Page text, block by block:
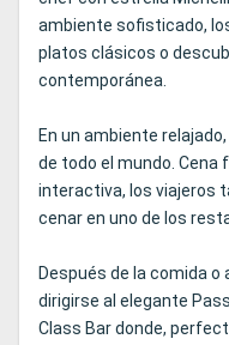
ambiente sofisticado,
platos clásicos o
contemporánea.
En un ambiente
de todo el mundo. Cena
interactiva, los viajeros
cenar en uno de los
Después de la comida o
dirigirse al elegante
Class Bar donde,